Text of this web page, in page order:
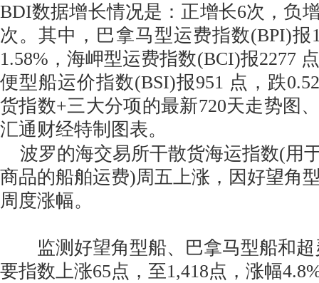
BDI数据增长情况是：正增长6次，负
次。其中，巴拿马型运费指数(BPI)报
1.58%，海岬型运费指数(BCI)报2277
便型船运价指数(BSI)报951 点，跌
货指数+三大分项的最新720天走势图
汇通财经特制图表。
波罗的海交易所干散货海运指数(用
商品的船舶运费)周五上涨，因好望角
周度涨幅。
监测好望角型船、巴拿马型船和超
要指数上涨65点，至1,418点，涨幅